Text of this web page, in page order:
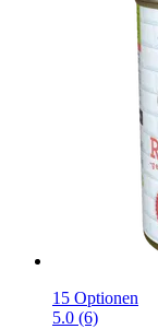
15 Optionen
5.0 (6)